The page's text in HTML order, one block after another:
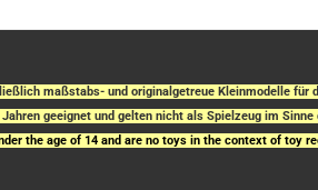
maßstabs- und originalgetreue Kleinmodelle für
geeignet und gelten nicht als Spielzeug im
the age of 14 and are no toys in the context of toy